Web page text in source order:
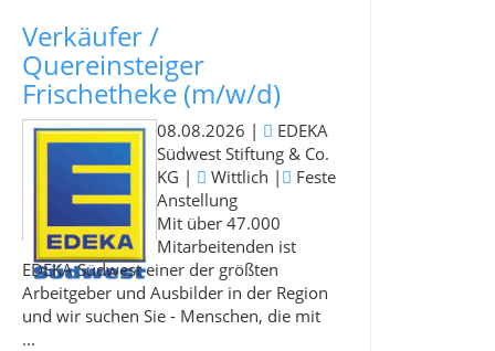
Verkäufer /
Quereinsteiger
Frischetheke (m/w/d)
08.08.2026 |
EDEKA
Südwest Stiftung & Co.
KG | Wittlich |
Feste
Anstellung
Mit über 47.000
Mitarbeitenden ist
EDEKA Südwest einer der größten
Arbeitgeber und Ausbilder in der Region
und wir suchen Sie - Menschen, die mit
...